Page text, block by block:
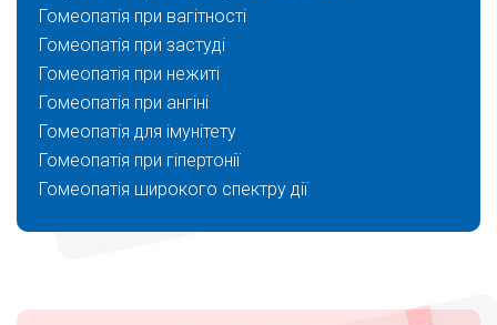
Гомеопатія при вагітності
Гомеопатія при застуді
Гомеопатія при нежиті
Гомеопатія при ангіні
Гомеопатія для імунітету
Гомеопатія при гіпертонії
Гомеопатія широкого спектру дії